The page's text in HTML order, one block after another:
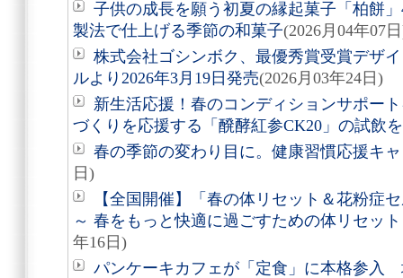
子供の成長を願う初夏の縁起菓子「柏餅
製法で仕上げる季節の和菓子(2026月04年07
株式会社ゴシンボク、最優秀賞受賞デザ
ルより2026年3月19日発売(2026月03年24日)
新生活応援！春のコンディションサポー
づくりを応援する「醗酵紅参CK20」の試飲
春の季節の変わり目に。健康習慣応援キ
日)
【全国開催】「春の体リセット＆花粉症
～ 春をもっと快適に過ごすための体リセッ
年16日)
パンケーキカフェが「定食」に本格参入